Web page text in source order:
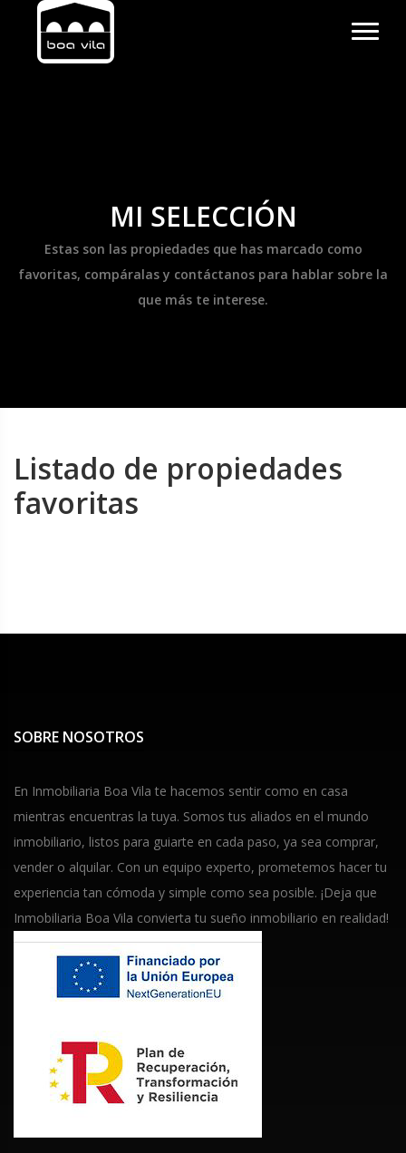
MI SELECCIÓN
Estas son las propiedades que has marcado como
favoritas, compáralas y contáctanos para hablar sobre la
que más te interese.
Listado de propiedades
favoritas
SOBRE NOSOTROS
En Inmobiliaria Boa Vila te hacemos sentir como en casa
mientras encuentras la tuya. Somos tus aliados en el mundo
inmobiliario, listos para guiarte en cada paso, ya sea comprar,
vender o alquilar. Con un equipo experto, prometemos hacer tu
experiencia tan cómoda y simple como sea posible. ¡Deja que
Inmobiliaria Boa Vila convierta tu sueño inmobiliario en realidad!